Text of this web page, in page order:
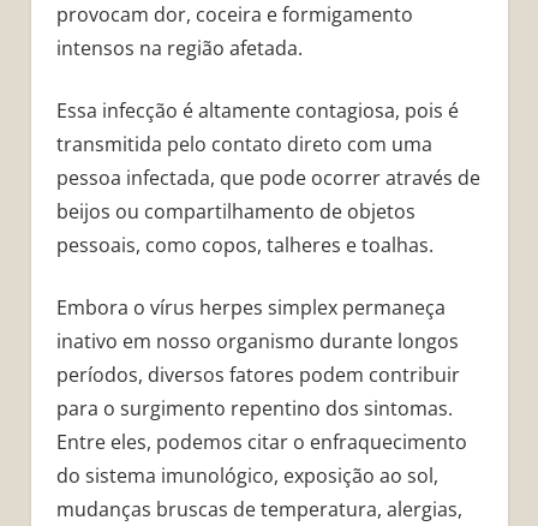
provocam dor, coceira e formigamento
intensos na região afetada.
Essa infecção é altamente contagiosa, pois é
transmitida pelo contato direto com uma
pessoa infectada, que pode ocorrer através de
beijos ou compartilhamento de objetos
pessoais, como copos, talheres e toalhas.
Embora o vírus herpes simplex permaneça
inativo em nosso organismo durante longos
períodos, diversos fatores podem contribuir
para o surgimento repentino dos sintomas.
Entre eles, podemos citar o enfraquecimento
do sistema imunológico, exposição ao sol,
mudanças bruscas de temperatura, alergias,